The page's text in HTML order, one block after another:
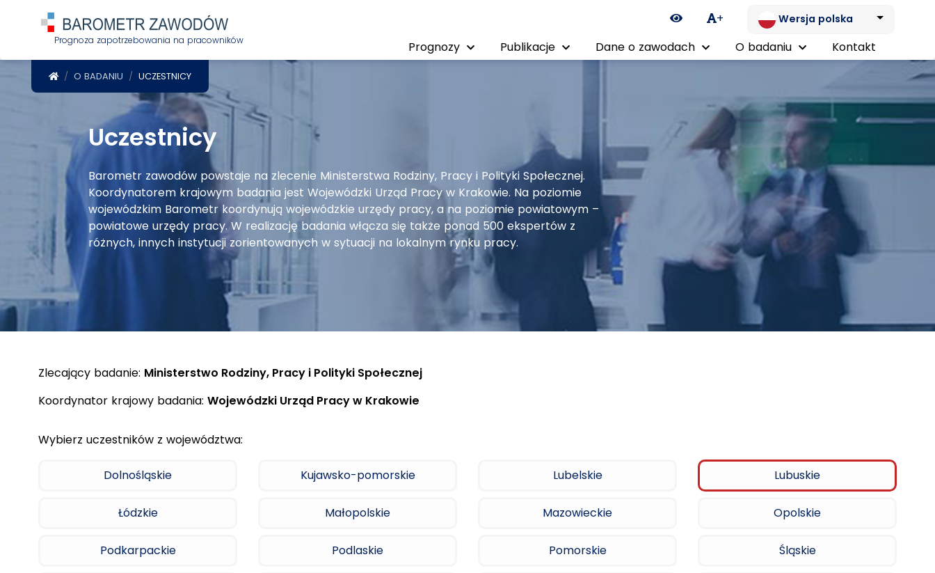
Prognoza zapotrzebowania na pracowników
Ikona zmiany kontrastu
+ Wersja polska
Prognozy Publikacje Dane o zawodach O badaniu Kontakt
POWRÓT DO STRONY GŁÓWNEJ
O BADANIU UCZESTNICY
Uczestnicy
Barometr zawodów powstaje na zlecenie Ministerstwa Rodziny, Pracy i Polityki Społecznej.
Koordynatorem krajowym badania jest Wojewódzki Urząd Pracy w Krakowie. Na poziomie
wojewódzkim Barometr koordynują wojewódzkie urzędy pracy, a na poziomie powiatowym –
powiatowe urzędy pracy. W realizację badania włącza się także ponad 500 ekspertów z
różnych, innych instytucji zorientowanych w sytuacji na lokalnym rynku pracy.
Zlecający badanie: Ministerstwo Rodziny, Pracy i Polityki Społecznej
Koordynator krajowy badania: Wojewódzki Urząd Pracy w Krakowie
Wybierz uczestników z województwa:
Dolnośląskie Kujawsko-pomorskie Lubelskie Lubuskie
Łódzkie Małopolskie Mazowieckie Opolskie
Podkarpackie Podlaskie Pomorskie Śląskie